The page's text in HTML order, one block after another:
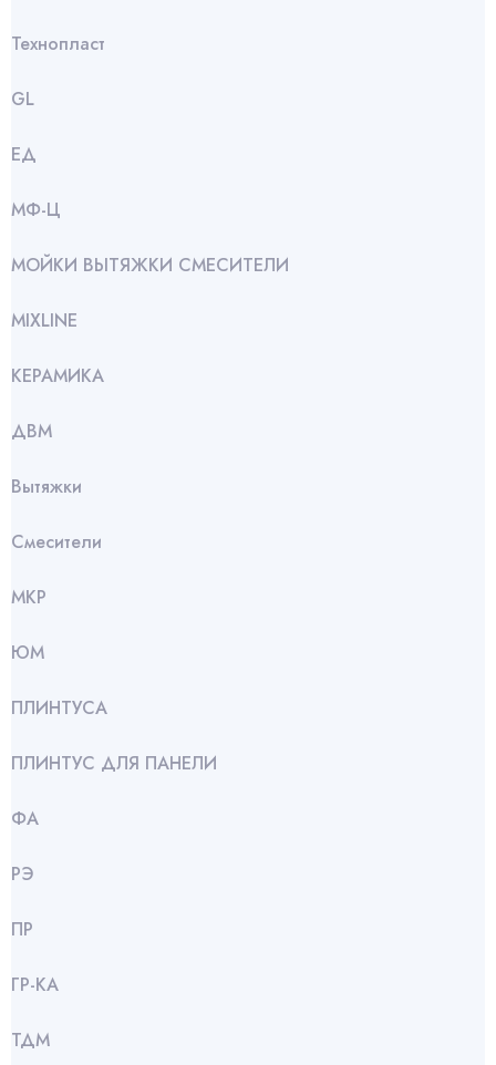
Технопласт
GL
ЕД
МФ-Ц
МОЙКИ ВЫТЯЖКИ СМЕСИТЕЛИ
МIXLINE
КЕРАМИКА
ДВМ
Вытяжки
Смесители
МКР
ЮМ
ПЛИНТУСА
ПЛИНТУС ДЛЯ ПАНЕЛИ
ФА
РЭ
ПР
ГР-КА
ТДМ